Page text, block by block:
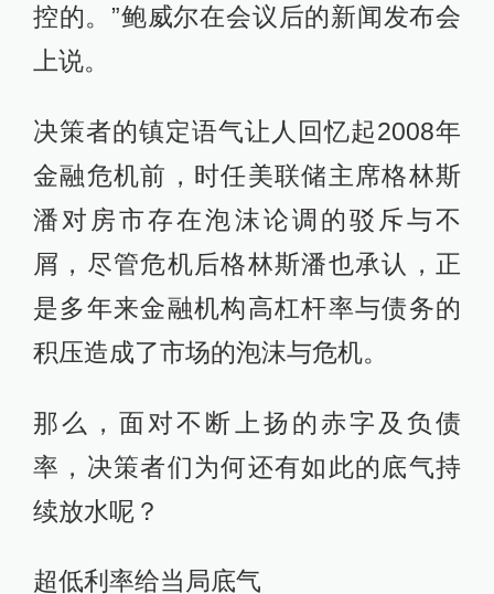
控的。”鲍威尔在会议后的新闻发布会
上说。
决策者的镇定语气让人回忆起2008年
金融危机前，时任美联储主席格林斯
潘对房市存在泡沫论调的驳斥与不
屑，尽管危机后格林斯潘也承认，正
是多年来金融机构高杠杆率与债务的
积压造成了市场的泡沫与危机。
那么，面对不断上扬的赤字及负债
率，决策者们为何还有如此的底气持
续放水呢？
超低利率给当局底气